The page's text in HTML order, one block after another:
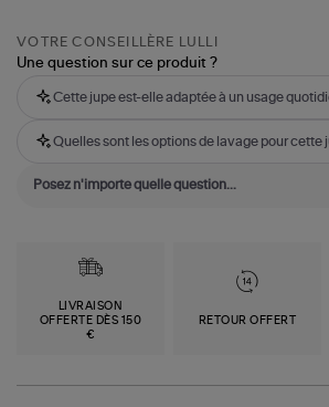
VOTRE CONSEILLÈRE LULLI
Une question sur ce produit ?
Cette jupe est-elle adaptée à un usage
Quelles sont les options de lavage pour cette
LIVRAISON
OFFERTE DÈS 150
€
RETOUR OFFERT